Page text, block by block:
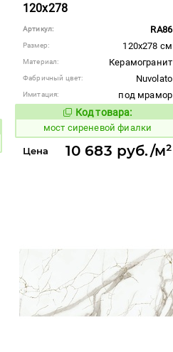
120x278
Артикул: RA86
Размер: 120x278 см
Материал: Керамогранит
Фабричный цвет: Nuvolato
Имитация:
под мрамор
Код товара:
1026489Код товара:
мост сиреневой фиалки
Цена 10 683 руб./м²